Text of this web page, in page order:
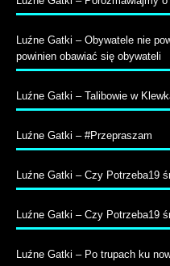
Luźne Gatki – Obywatele nie
powinien obawiać się obywateli
Luźne Gatki – Talibowie w
Luźne Gatki – #Przepraszam
Luźne Gatki – Czy Potrzeba19
Luźne Gatki – Czy Potrzeba19
Luźne Gatki – Po trupach ku